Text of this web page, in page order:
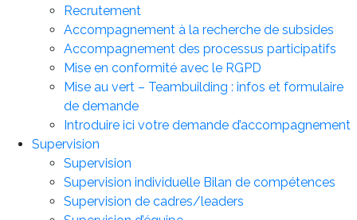
Recrutement
Accompagnement à la recherche de subsides
Accompagnement des processus participatifs
Mise en conformité avec le RGPD
Mise au vert – Teambuilding : infos et formulaire
de demande
Introduire ici votre demande d’accompagnement
Supervision
Supervision
Supervision individuelle Bilan de compétences
Supervision de cadres/leaders